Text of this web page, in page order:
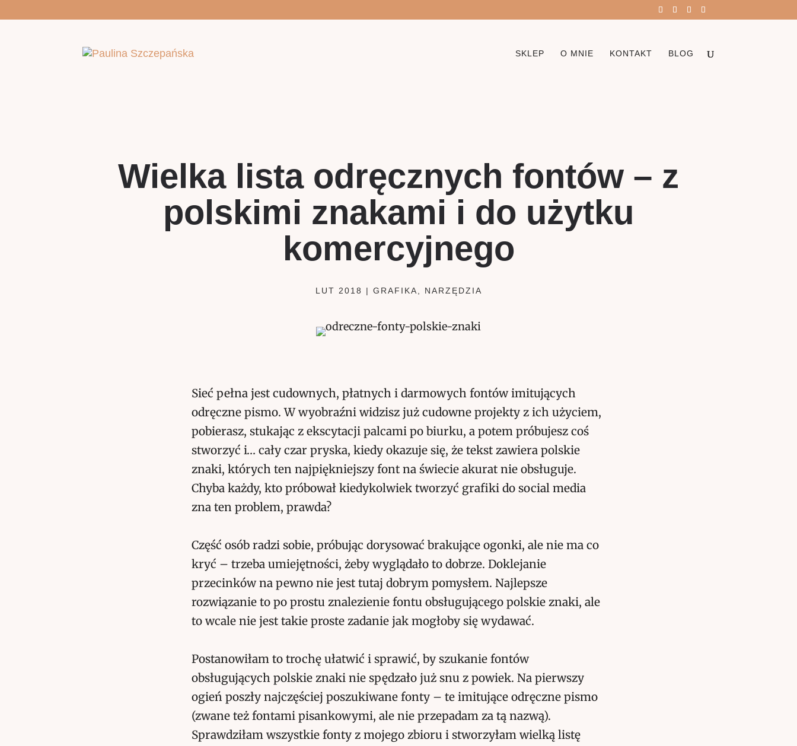
SKLEP O MNIE KONTAKT BLOG
Wielka lista odręcznych fontów – z
polskimi znakami i do użytku
komercyjnego
LUT 2018 | GRAFIKA NARZĘDZIA
Sieć pełna jest cudownych, płatnych i darmowych fontów imitujących
odręczne pismo. W wyobraźni widzisz już cudowne projekty z ich użyciem,
pobierasz, stukając z ekscytacji palcami po biurku, a potem próbujesz coś
stworzyć i… cały czar pryska, kiedy okazuje się, że tekst zawiera polskie
znaki, których ten najpiękniejszy font na świecie akurat nie obsługuje.
Chyba każdy, kto próbował kiedykolwiek tworzyć grafiki do social media
zna ten problem, prawda?
Część osób radzi sobie, próbując dorysować brakujące ogonki, ale nie ma co
kryć – trzeba umiejętności, żeby wyglądało to dobrze. Doklejanie
przecinków na pewno nie jest tutaj dobrym pomysłem. Najlepsze
rozwiązanie to po prostu znalezienie fontu obsługującego polskie znaki, ale
to wcale nie jest takie proste zadanie jak mogłoby się wydawać.
Postanowiłam to trochę ułatwić i sprawić, by szukanie fontów
obsługujących polskie znaki nie spędzało już snu z powiek. Na pierwszy
ogień poszły najczęściej poszukiwane fonty – te imitujące odręczne pismo
(zwane też fontami pisankowymi, ale nie przepadam za tą nazwą).
Sprawdziłam wszystkie fonty z mojego zbioru i stworzyłam wielką listę